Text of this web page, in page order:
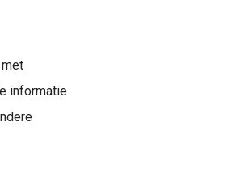
met
informatie